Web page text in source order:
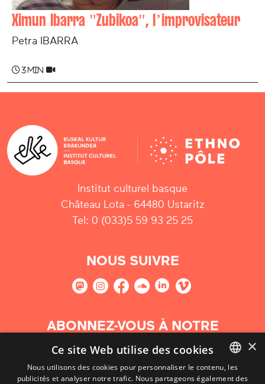
Ximun Ibarra "Zubikoa", l’improvisateur
Petra IBARRA
3 min
Institut culturel basque
Château Lota - 64480 Ustaritz
Tel: 0 (033)5 59 93 25 25
NOUS SUIVRE
ABONNEZ-VOUS À NOTRE
NEWSLETTER
S'abonner
BASQUE
×
Ce site Web utilise des cookies
Nous utilisons des cookies pour personnaliser le contenu, les
publicités et analyser notre trafic. Nous partageons également des